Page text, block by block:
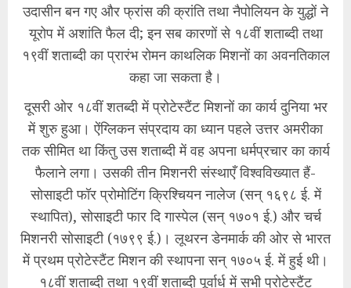
उदासीन बन गए और फ्रांस की क्रांति तथा नैपोलियन के युद्धों ने
यूरोप में अशांति फैल दी; इन सब कारणों से १८वीं शताब्दी तथा
१९वीं शताब्दी का प्रारंभ रोमन काथलिक मिशनों का अवनतिकाल
कहा जा सकता है।
दूसरी ओर १८वीं शतब्दी में प्रोटेस्टैंट मिशनों का कार्य दुनिया भर
में शुरु हुआ। ऐंग्लिकन संप्रदाय का ध्यान पहले उत्तर अमरीका
तक सीमित था किंतु उस शताब्दी में वह अपना धर्मप्रचार का कार्य
फैलाने लगा। उसकी तीन मिशनरी संस्थाएँ विश्वविख्यात हैं-
सोसाइटी फॉर प्रोमोटिंग क्रिश्चियन नालेज (सन् १६९८ ई. में
स्थापित), सोसाइटी फार दि गास्पेल (सन् १७०१ ई.) और चर्च
मिशनरी सोसाइटी (१७९९ ई.)। लूथरन डेनमार्क की ओर से भारत
में प्रथम प्रोटेस्टैंट मिशन की स्थापना सन् १७०५ ई. में हुई थी।
१८वीं शताब्दी तथा १९वीं शताब्दी पूर्वार्ध में सभी प्रोटेस्टैंट